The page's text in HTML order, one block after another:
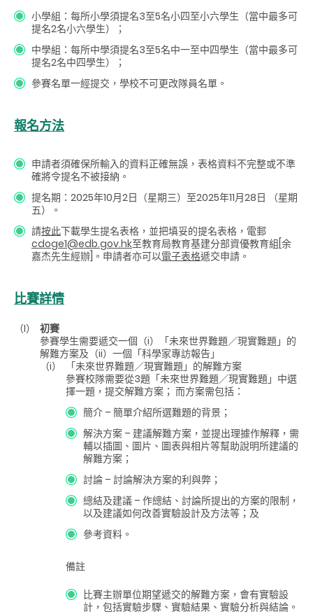
小學組：每所小學須提名3至5名小四至小六學生（當中最多可
提名2名小六學生）；
中學組：每所中學須提名3至5名中一至中四學生（當中最多可
提名2名中四學生）；
參賽名單一經提交，學校不可更改隊員名單。
報名方法
申請者須確保所輸入的資料正確無誤，表格資料不完整或不準
確將令提名不被接納。
提名期：2025年10月2日（星期三）至2025年11月28日 （星期
五）。
請按此下載學生提名表格，並把填妥的提名表格，電郵
cdoge1@edb.gov.hk至教育局教育基建分部資優教育組[余
嘉杰先生經辦]。申請者亦可以電子表格遞交申請。
比賽詳情
（I）
初賽
參賽學生需要遞交一個（i）「未來世界難題／現實難題」的
解難方案及（ii）一個「科學家專訪報告」
（i）
「未來世界難題／現實難題」的解難方案
參賽校隊需要從3題「未來世界難題／現實難題」中選
擇一題，提交解難方案； 而方案需包括：
簡介 – 簡單介紹所選難題的背景；
解決方案 – 建議解難方案，並提出理據作解釋，需
輔以插圖、圖片、圖表與相片等幫助說明所建議的
解難方案；
討論 – 討論解決方案的利與弊；
總結及建議 – 作總結、討論所提出的方案的限制，
以及建議如何改善實驗設計及方法等；及
參考資料。
備註
比賽主辦單位期望遞交的解難方案，會有實驗設
計，包括實驗步驟、實驗結果、實驗分析與結論。